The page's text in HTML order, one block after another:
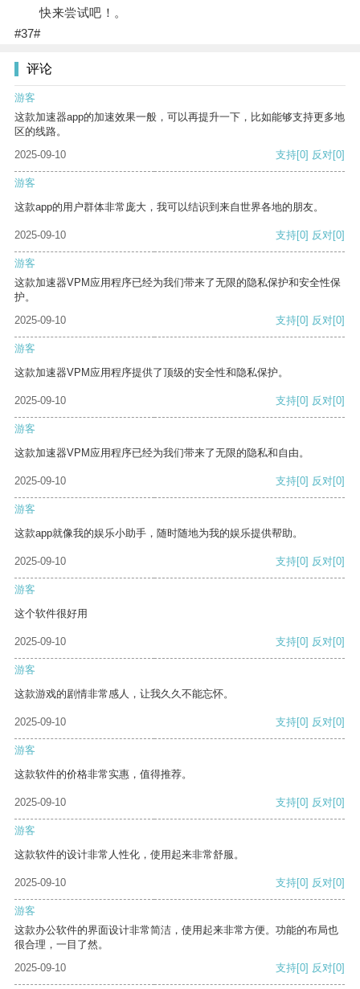
快来尝试吧！。
#37#
评论
游客
这款加速器app的加速效果一般，可以再提升一下，比如能够支持更多地
区的线路。
2025-09-10
支持[0] 反对[0]
游客
这款app的用户群体非常庞大，我可以结识到来自世界各地的朋友。
2025-09-10 支持[0] 反对[0]
游客
这款加速器VPM应用程序已经为我们带来了无限的隐私保护和安全性保
护。
2025-09-10
支持[0] 反对[0]
游客
这款加速器VPM应用程序提供了顶级的安全性和隐私保护。
2025-09-10 支持[0] 反对[0]
游客
这款加速器VPM应用程序已经为我们带来了无限的隐私和自由。
2025-09-10 支持[0] 反对[0]
游客
这款app就像我的娱乐小助手，随时随地为我的娱乐提供帮助。
2025-09-10 支持[0] 反对[0]
游客
这个软件很好用
2025-09-10 支持[0] 反对[0]
游客
这款游戏的剧情非常感人，让我久久不能忘怀。
2025-09-10 支持[0] 反对[0]
游客
这款软件的价格非常实惠，值得推荐。
2025-09-10 支持[0] 反对[0]
游客
这款软件的设计非常人性化，使用起来非常舒服。
2025-09-10 支持[0] 反对[0]
游客
这款办公软件的界面设计非常简洁，使用起来非常方便。功能的布局也
很合理，一目了然。
2025-09-10
支持[0] 反对[0]